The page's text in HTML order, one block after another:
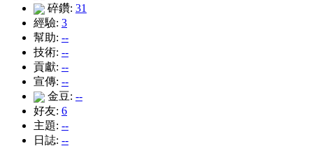
碎鑽: 31
經驗: 3
幫助: --
技術: --
貢獻: --
宣傳: --
金豆: --
好友: 6
主題: --
日誌: --